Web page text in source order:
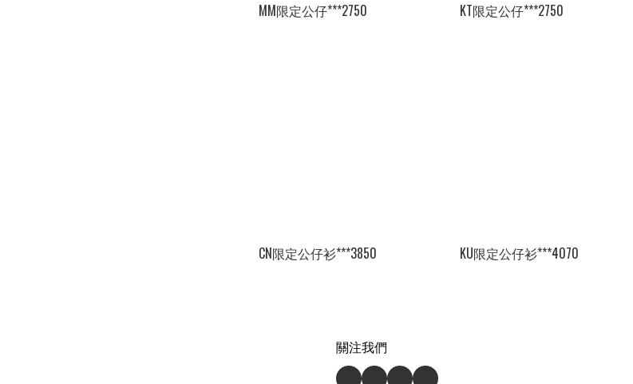
MM限定公仔***2750 KT限定公仔***2750
CN限定公仔衫***3850 KU限定公仔衫***4070
關注我們